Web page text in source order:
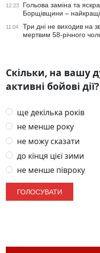
12:23
Гольова заміна та
Борщівщини – найкращі
11:04
Три дні не виходив на
мертвим 58-річного
Скільки, на вашу
активні бойові дії?
ще декілька років
не менше року
не можу сказати
до кінця цієї зими
не менше півроку